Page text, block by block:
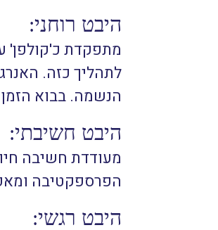
היבט רוחני:
מתפקדת כ'קולפן'
הנשמה. בבוא
היבט חשיבתי:
מעודדת חשיבה
הפרספקטיבה
היבט רגשי: